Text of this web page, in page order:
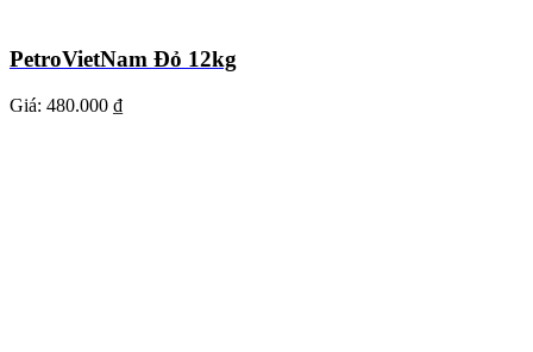
PetroVietNam Đỏ 12kg
Giá: 480.000 ₫